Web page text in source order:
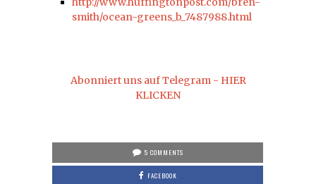
smith/ocean-greens_b_7487988.html
Abonniert uns auf Telegram - HIER
KLICKEN
5 COMMENTS
FACEBOOK